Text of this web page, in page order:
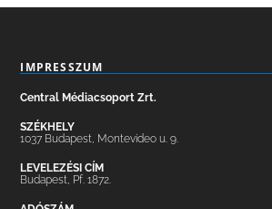
IMPRESSZUM
Central Médiacsoport Zrt.
SZÉKHELY
1037 Budapest, Montevideo u. 9.
LEVELEZÉSI CÍM
Budapest, Pf. 1872.